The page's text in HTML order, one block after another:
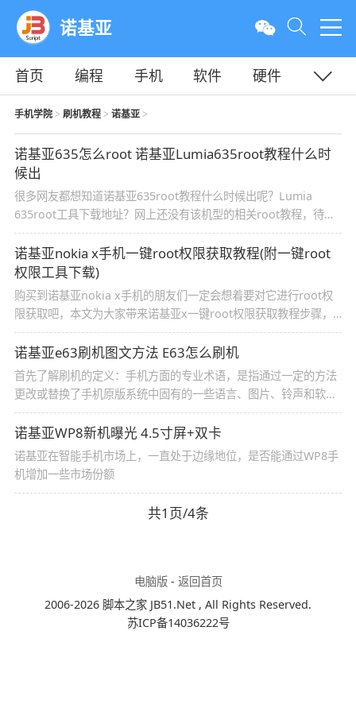
诺基亚
首页 编程 手机 软件
硬件
教程
平面 服务器
手机学院> 刷机教程> 诺基亚>
诺基亚635怎么root 诺基亚Lumia635root教程什么时
候出
很多网友都想知道诺基亚635root教程什么时候出呢？Lumia
635root工具下载地址？网上还没有该机型的相关root教程，待出
来之后，会第一时间告诉大家
诺基亚nokia x手机一键root权限获取教程(附一键root
权限工具下载)
购买到诺基亚nokia x手机的朋友们一定会想着要对它进行root权
限获取吧，本文为大家带来诺基亚x一键root权限获取教程步骤，
诺基亚Nokia x才刚发布不久即被破解root权限，有兴趣的朋友可
以来看一看操作步骤
诺基亚e63刷机图文方法 E63怎么刷机
首先了解刷机的定义：手机方面的专业术语，是指通过一定的方法
更改或替换了手机原版系统中固有的一些语言、图片、铃声和软件
版本或者操作系统，可以使手机功能更加完善
诺基亚WP8新机曝光 4.5寸屏+双卡
诺基亚在智能手机市场上，一直处于边缘地位，是否能通过WP8手
机增加一些市场份额
共1页/4条
电脑版- 返回首页
2006-2026 脚本之家 JB51.Net , All Rights Reserved.
苏ICP备14036222号